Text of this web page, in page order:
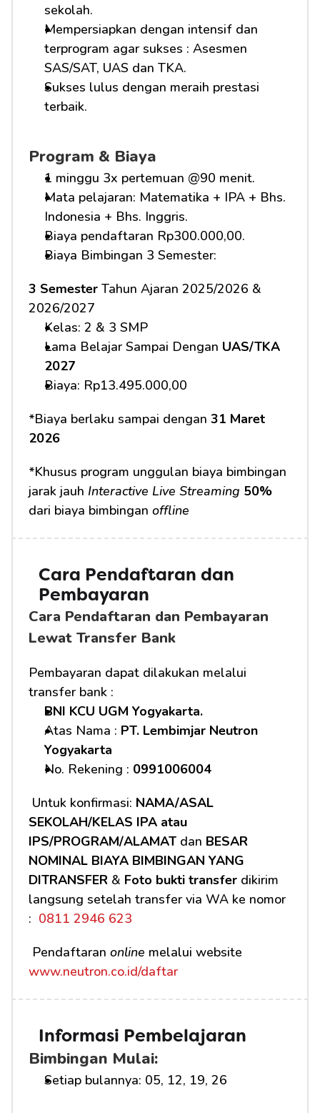
sekolah.
Mempersiapkan dengan intensif dan
terprogram agar sukses : Asesmen
SAS/SAT, UAS dan TKA.
Sukses lulus dengan meraih prestasi
terbaik.
Program & Biaya
1 minggu 3x pertemuan @90 menit.
Mata pelajaran: Matematika + IPA + Bhs.
Indonesia + Bhs. Inggris.
Biaya pendaftaran Rp300.000,00.
Biaya Bimbingan 3 Semester:
3 Semester Tahun Ajaran 2025/2026 &
2026/2027
Kelas: 2 & 3 SMP
Lama Belajar Sampai Dengan UAS/TKA
2027
Biaya: Rp13.495.000,00
*Biaya berlaku sampai dengan 31 Maret
2026
*Khusus program unggulan biaya bimbingan
jarak jauh Interactive Live Streaming 50%
dari biaya bimbingan offline
Cara Pendaftaran dan
Pembayaran
Cara Pendaftaran dan Pembayaran
Lewat Transfer Bank
Pembayaran dapat dilakukan melalui
transfer bank :
BNI KCU UGM Yogyakarta.
Atas Nama : PT. Lembimjar Neutron
Yogyakarta
No. Rekening : 0991006004
Untuk konfirmasi: NAMA/ASAL
SEKOLAH/KELAS IPA atau
IPS/PROGRAM/ALAMAT dan BESAR
NOMINAL BIAYA BIMBINGAN YANG
DITRANSFER & Foto bukti transfer dikirim
langsung setelah transfer via WA ke nomor
: 0811 2946 623
Pendaftaran online
www.neutron.co.id/daftar
Informasi Pembelajaran
Bimbingan Mulai:
Setiap bulannya: 05, 12, 19, 26